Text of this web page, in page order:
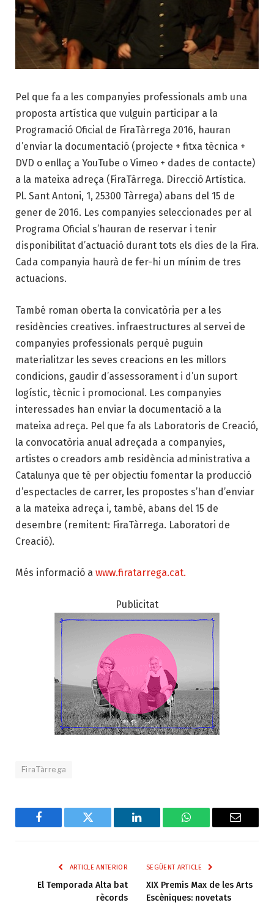
Pel que fa a les companyies professionals amb una
proposta artística que vulguin participar a la
Programació Oficial de FiraTàrrega 2016, hauran
d’enviar la documentació (projecte + fitxa tècnica +
DVD o enllaç a YouTube o Vimeo + dades de contacte)
a la mateixa adreça (FiraTàrrega. Direcció Artística.
Pl. Sant Antoni, 1, 25300 Tàrrega) abans del 15 de
gener de 2016. Les companyies seleccionades per al
Programa Oficial s’hauran de reservar i tenir
disponibilitat d’actuació durant tots els dies de la Fira.
Cada companyia haurà de fer-hi un mínim de tres
actuacions.
També roman oberta la convicatòria per a les
residències creatives. infraestructures al servei de
companyies professionals perquè puguin
materialitzar les seves creacions en les millors
condicions, gaudir d’assessorament i d’un suport
logístic, tècnic i promocional. Les companyies
interessades han enviar la documentació a la
mateixa adreça. Pel que fa als Laboratoris de Creació,
la convocatòria anual adreçada a companyies,
artistes o creadors amb residència administrativa a
Catalunya que té per objectiu fomentar la producció
d’espectacles de carrer, les propostes s’han d’enviar
a la mateixa adreça i, també, abans del 15 de
desembre (remitent: FiraTàrrega. Laboratori de
Creació).
Més informació a www.firatarrega.cat.
Publicitat
FiraTàrrega
Facebook Twitter LinkedIn WhatsAppEmail
ARTICLE ANTERIOR
El Temporada Alta bat
rècords
SEGÜENT ARTICLE
XIX Premis Max de les Arts
Escèniques: novetats